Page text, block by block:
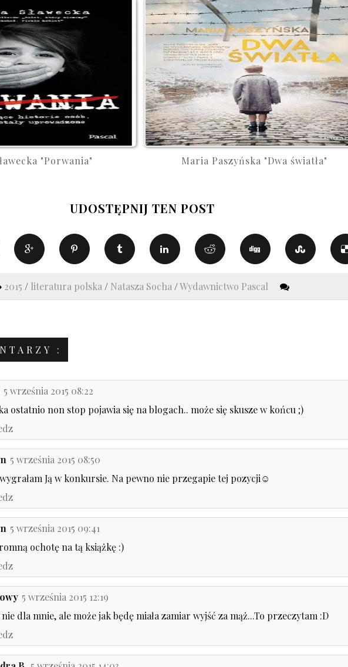
"Porwania" Maria Paszyńska "Dwa światła"
UDOSTĘPNIJ TEN POST
2015 / literatura polska / Natasza Socha /Wydawnictwo Pascal
:
5 września 2015 08:22
ostatnio non stop pojawia się na blogach.. może się skusze w końcu ;)
5 września 2015 08:50
wygrałam Ją w konkursie. Na pewno nie przegapie tej pozycji☺
5 września 2015 09:41
ochotę na tą książkę :)
5 września 2015 12:19
dla mnie, ale może jak będę miała zamiar wyjść za mąż...To przeczytam :D